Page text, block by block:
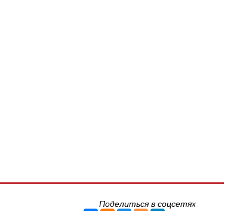
Поделиться в соцсетях